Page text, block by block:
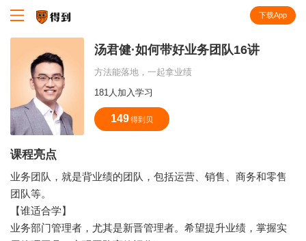
下载App
汤君健·如何带好业务团队16讲
方法能落地，一起拿业绩
181人加入学习
149 得到贝
课程亮点
业务团队，就是背业绩的团队，包括运营、销售、商务和零售
团队等。
【谁适合学】
业务部门管理者，尤其是新晋管理者。希望提升业绩，掌握实